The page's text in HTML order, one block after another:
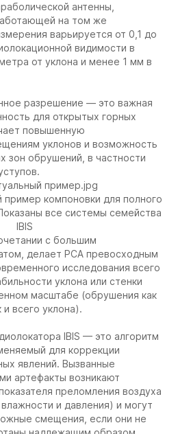
антенны,
на том же
варьируется от 0,1 до
видимости в
от уклона и менее 1 мм в
разрешение — это важная
для открытых горных
повышенную
уклонов и возможность
зон обрушений, в частности
пример компоновки для полного
все системы семейства
IBIS
с большим
делает РСА превосходным
исследования всего
уклона или стенки
масштабе (обрушения как
всего уклона).
IBIS — это алгоритм
для коррекции
явлений. Вызванные
артефакты возникают
преломления воздуха
и давления) и могут
смещения, если они не